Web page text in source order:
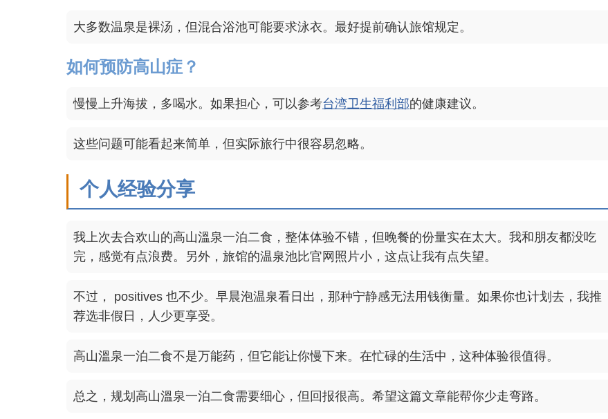
大多数温泉是裸汤，但混合浴池可能要求泳衣。最好提前确认旅馆规定。
如何预防高山症？
慢慢上升海拔，多喝水。如果担心，可以参考台湾卫生福利部的健康建议。
这些问题可能看起来简单，但实际旅行中很容易忽略。
个人经验分享
我上次去合欢山的高山溫泉一泊二食，整体体验不错，但晚餐的份量实在太大。我和朋友都没吃
完，感觉有点浪费。另外，旅馆的温泉池比官网照片小，这点让我有点失望。
不过， positives 也不少。早晨泡温泉看日出，那种宁静感无法用钱衡量。如果你也计划去，我推
荐选非假日，人少更享受。
高山溫泉一泊二食不是万能药，但它能让你慢下来。在忙碌的生活中，这种体验很值得。
总之，规划高山溫泉一泊二食需要细心，但回报很高。希望这篇文章能帮你少走弯路。